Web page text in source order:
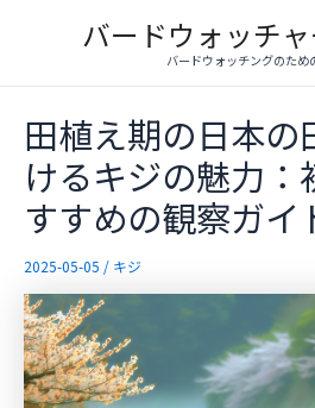
バードウォッチ
バードウォッチングのため
田植え期の日本の
けるキジの魅力：
すすめの観察ガイ
2025-05-05 / キジ